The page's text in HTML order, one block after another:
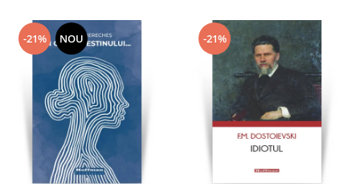
-21% NOU -21%